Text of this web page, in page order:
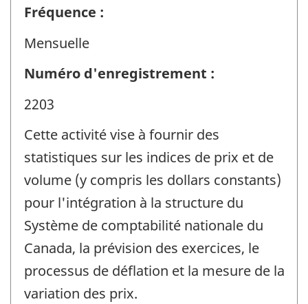
Fréquence :
Mensuelle
Numéro d'enregistrement :
2203
Cette activité vise à fournir des
statistiques sur les indices de prix et de
volume (y compris les dollars constants)
pour l'intégration à la structure du
Système de comptabilité nationale du
Canada, la prévision des exercices, le
processus de déflation et la mesure de la
variation des prix.